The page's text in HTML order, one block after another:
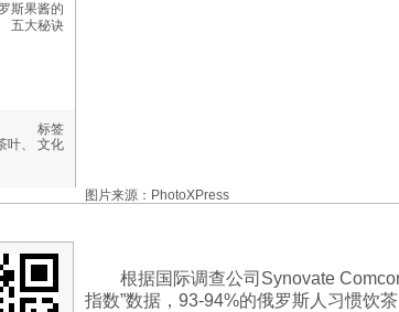
斯果酱的
五大秘诀
标签
叶、 文化
图片来源：PhotoXPress
根据国际调查公司Synovate
指数”数据，93-94%的俄罗斯人习惯饮